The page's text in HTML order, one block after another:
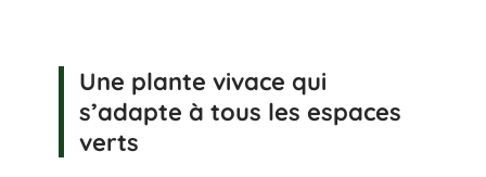
Une plante vivace qui
s’adapte à tous les espaces
verts